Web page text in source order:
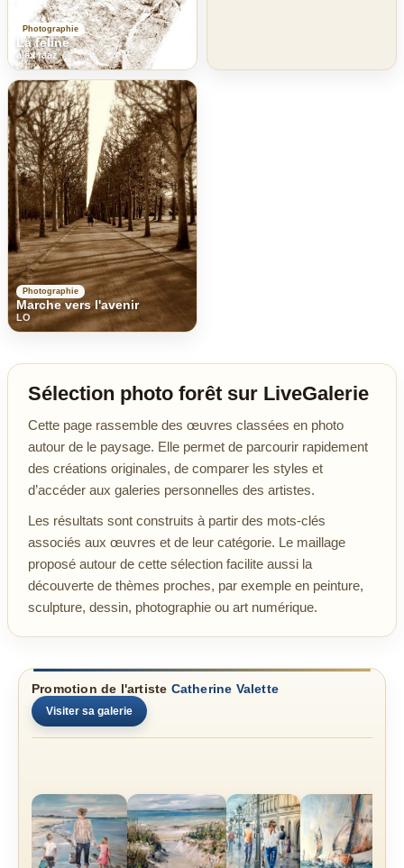
Photographie
La feline
alex taaz
Photographie
Marche vers l'avenir
LO
Sélection photo forêt sur LiveGalerie
Cette page rassemble des œuvres classées en photo
autour de le paysage. Elle permet de parcourir rapidement
des créations originales, de comparer les styles et
d’accéder aux galeries personnelles des artistes.
Les résultats sont construits à partir des mots-clés
associés aux œuvres et de leur catégorie. Le maillage
proposé autour de cette sélection facilite aussi la
découverte de thèmes proches, par exemple en peinture,
sculpture, dessin, photographie ou art numérique.
Promotion de l'artiste Catherine Valette
Visiter sa galerie